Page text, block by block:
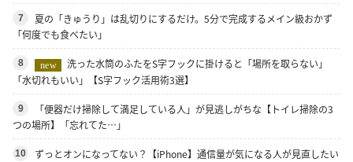
7
夏の「きゅうり」は乱切りにするだけ。5分で完成するメイン級おかず
「何度でも食べたい」
8 new
洗った水筒のふたをS字フックに掛けると「場所を取らない」
「水切れもいい」【S字フック活用術3選】
9
「便器だけ掃除して満足している人」が見逃しがちな【トイレ掃除の3
つの場所】「忘れてた…」
10
ずっとオンになってない？【iPhone】通信量が気になる人が見直したい